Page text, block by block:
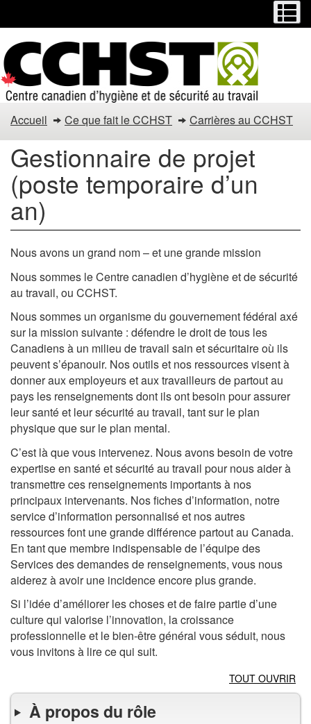
contenu
principal
la
version
HTML
simplifiée
Gestionnaire
de
projet
(poste
temporaire
d’un
an)
Accueil Ce que fait le CCHST Carrières au CCHST
Gestionnaire de projet
(poste temporaire d’un
an)
Nous avons un grand nom – et une grande mission
Nous sommes le Centre canadien d’hygiène et de sécurité
au travail, ou CCHST.
Nous sommes un organisme du gouvernement fédéral axé
sur la mission suivante : défendre le droit de tous les
Canadiens à un milieu de travail sain et sécuritaire où ils
peuvent s’épanouir. Nos outils et nos ressources visent à
donner aux employeurs et aux travailleurs de partout au
pays les renseignements dont ils ont besoin pour assurer
leur santé et leur sécurité au travail, tant sur le plan
physique que sur le plan mental.
C’est là que vous intervenez. Nous avons besoin de votre
expertise en santé et sécurité au travail pour nous aider à
transmettre ces renseignements importants à nos
principaux intervenants. Nos fiches d’information, notre
service d’information personnalisé et nos autres
ressources font une grande différence partout au Canada.
En tant que membre indispensable de l’équipe des
Services des demandes de renseignements, vous nous
aiderez à avoir une incidence encore plus grande.
Si l’idée d’améliorer les choses et de faire partie d’une
culture qui valorise l’innovation, la croissance
professionnelle et le bien-être général vous séduit, nous
vous invitons à lire ce qui suit.
TOUT OUVRIR
À propos du rôle